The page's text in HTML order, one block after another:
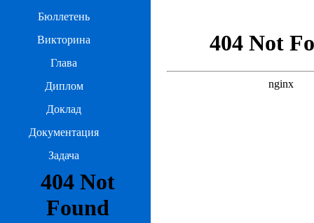
Бюллетень
Викторина
Глава
Диплом
Доклад
Документация
Задача